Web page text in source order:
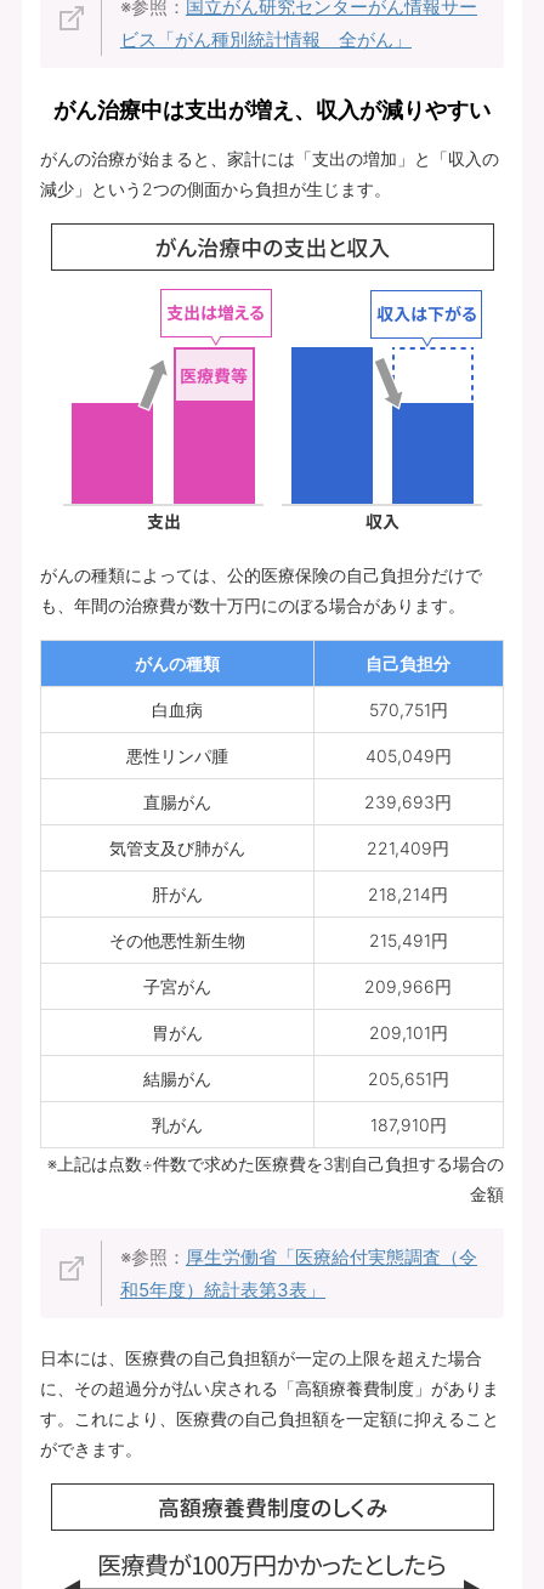
※参照： 国立がん研究センターがん情報サー
ビス「がん種別統計情報 全がん」
がん治療中は支出が増え、収入が減りやすい
がんの治療が始まると、家計には「支出の増加」と「収入の
減少」という2つの側面から負担が生じます。
がんの種類によっては、公的医療保険の自己負担分だけで
も、年間の治療費が数十万円にのぼる場合があります。
がんの種類 自己負担分
白血病 570,751円
悪性リンパ腫 405,049円
直腸がん 239,693円
気管支及び肺がん 221,409円
肝がん 218,214円
その他悪性新生物 215,491円
子宮がん 209,966円
胃がん 209,101円
結腸がん 205,651円
乳がん
187,910円
※上記は点数÷件数で求めた医療費を3割自己負担する場合の
金額
※参照： 厚生労働省「医療給付実態調査（令
和5年度）統計表第3表」
日本には、医療費の自己負担額が一定の上限を超えた場合
に、その超過分が払い戻される「高額療養費制度」がありま
す。これにより、医療費の自己負担額を一定額に抑えること
ができます。